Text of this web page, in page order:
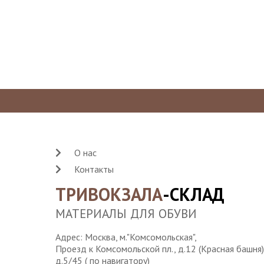
ТРИВОКЗАЛА-СКЛАД
МАТЕРИАЛЫ ДЛЯ ОБУВИ
Адрес: Москва, м."Комсомольская",
Проезд к Комсомольской пл., д.12 (Красная
д.5/45 ( по навигатору)
О нас
Контакты